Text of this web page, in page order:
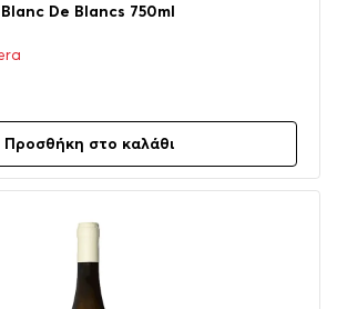
De Blancs 750ml
Προσθήκη στο καλάθι